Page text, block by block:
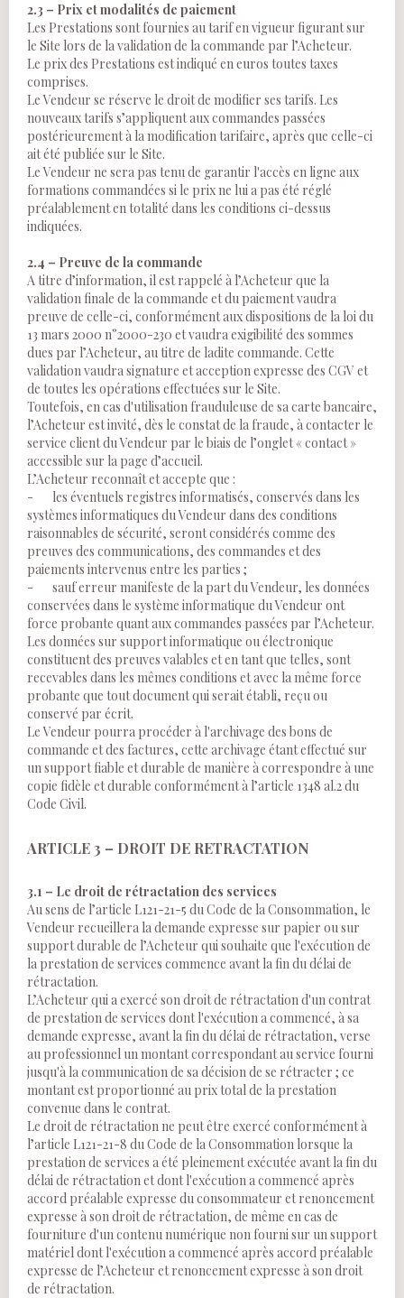
2.3 – Prix et modalités de paiement
Les Prestations sont fournies au tarif en vigueur figurant sur
le Site lors de la validation de la commande par l’Acheteur.
Le prix des Prestations est indiqué en euros toutes taxes
comprises.
Le Vendeur se réserve le droit de modifier ses tarifs. Les
nouveaux tarifs s’appliquent aux commandes passées
postérieurement à la modification tarifaire, après que celle-ci
ait été publiée sur le Site.
Le Vendeur ne sera pas tenu de garantir l'accès en ligne aux
formations commandées si le prix ne lui a pas été réglé
préalablement en totalité dans les conditions ci-dessus
indiquées.
2.4 – Preuve de la commande
A titre d’information, il est rappelé à l’Acheteur que la
validation finale de la commande et du paiement vaudra
preuve de celle-ci, conformément aux dispositions de la loi du
13 mars 2000 n°2000-230 et vaudra exigibilité des sommes
dues par l’Acheteur, au titre de ladite commande. Cette
validation vaudra signature et acception expresse des CGV et
de toutes les opérations effectuées sur le Site.
Toutefois, en cas d'utilisation frauduleuse de sa carte bancaire,
l’Acheteur est invité, dès le constat de la fraude, à contacter le
service client du Vendeur par le biais de l’onglet « contact »
accessible sur la page d’accueil.
L’Acheteur reconnaît et accepte que :
- les éventuels registres informatisés, conservés dans les
systèmes informatiques du Vendeur dans des conditions
raisonnables de sécurité, seront considérés comme des
preuves des communications, des commandes et des
paiements intervenus entre les parties ;
- sauf erreur manifeste de la part du Vendeur, les données
conservées dans le système informatique du Vendeur ont
force probante quant aux commandes passées par l’Acheteur.
Les données sur support informatique ou électronique
constituent des preuves valables et en tant que telles, sont
recevables dans les mêmes conditions et avec la même force
probante que tout document qui serait établi, reçu ou
conservé par écrit.
Le Vendeur pourra procéder à l'archivage des bons de
commande et des factures, cette archivage étant effectué sur
un support fiable et durable de manière à correspondre à une
copie fidèle et durable conformément à l’article 1348 al.2 du
Code Civil.
ARTICLE 3 – DROIT DE RETRACTATION
3.1 – Le droit de rétractation des services
Au sens de l’article L121-21-5 du Code de la Consommation, le
Vendeur recueillera la demande expresse sur papier ou sur
support durable de l’Acheteur qui souhaite que l'exécution de
la prestation de services commence avant la fin du délai de
rétractation.
L’Acheteur qui a exercé son droit de rétractation d'un contrat
de prestation de services dont l'exécution a commencé, à sa
demande expresse, avant la fin du délai de rétractation, verse
au professionnel un montant correspondant au service fourni
jusqu'à la communication de sa décision de se rétracter ; ce
montant est proportionné au prix total de la prestation
convenue dans le contrat.
Le droit de rétractation ne peut être exercé conformément à
l’article L121-21-8 du Code de la Consommation lorsque la
prestation de services a été pleinement exécutée avant la fin du
délai de rétractation et dont l'exécution a commencé après
accord préalable expresse du consommateur et renoncement
expresse à son droit de rétractation, de même en cas de
fourniture d'un contenu numérique non fourni sur un support
matériel dont l'exécution a commencé après accord préalable
expresse de l’Acheteur et renoncement expresse à son droit
de rétractation.